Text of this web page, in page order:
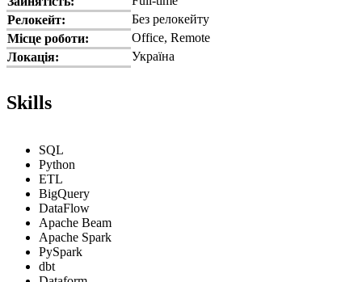
Релокейт:
Без релокейту
Місце роботи:
Office, Remote
Локація:
Україна
Skills
SQL
Python
ETL
BigQuery
DataFlow
Apache Beam
Apache Spark
PySpark
dbt